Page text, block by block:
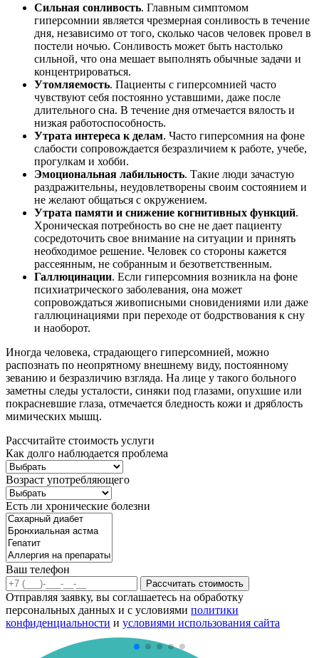
Сильная сонливость. Главным симптомом
гиперсомнии является чрезмерная сонливость в течение
дня, независимо от того, сколько часов человек провел в
постели ночью. Сонливость может быть настолько
сильной, что она мешает выполнять обычные задачи и
концентрироваться.
Утомляемость. Пациенты с гиперсомнией часто
чувствуют себя постоянно уставшими, даже после
длительного сна. В течение дня отмечается вялость и
низкая работоспособность.
Утрата интереса к делам. Часто гиперсомния на фоне
слабости сопровождается безразличием к работе, учебе,
прогулкам и хобби.
Эмоциональная лабильность. Такие люди зачастую
раздражительны, неудовлетворены своим состоянием и
не желают общаться с окружением.
Утрата памяти и снижение когнитивных функций.
Хроническая потребность во сне не дает пациенту
сосредоточить свое внимание на ситуации и принять
необходимое решение. Человек со стороны кажется
рассеянным, не собранным и безответственным.
Галлюцинации. Если гиперсомния возникла на фоне
психиатрического заболевания, она может
сопровождаться живописными сновидениями или даже
галлюцинациями при переходе от бодрствования к сну
и наоборот.
Иногда человека, страдающего гиперсомнией, можно
распознать по неопрятному внешнему виду, постоянному
зеванию и безразличию взгляда. На лице у такого больного
заметны следы усталости, синяки под глазами, опухшие или
покрасневшие глаза, отмечается бледность кожи и дряблость
мимических мышц.
Рассчитайте стоимость услуги
Как долго наблюдается проблема
Возраст употребляющего
Есть ли хронические болезни
Ваш телефон
Рассчитать стоимость
Отправляя заявку, вы соглашаетесь на обработку
персональных данных и с условиями политики
конфиденциальности и условиями использования сайта